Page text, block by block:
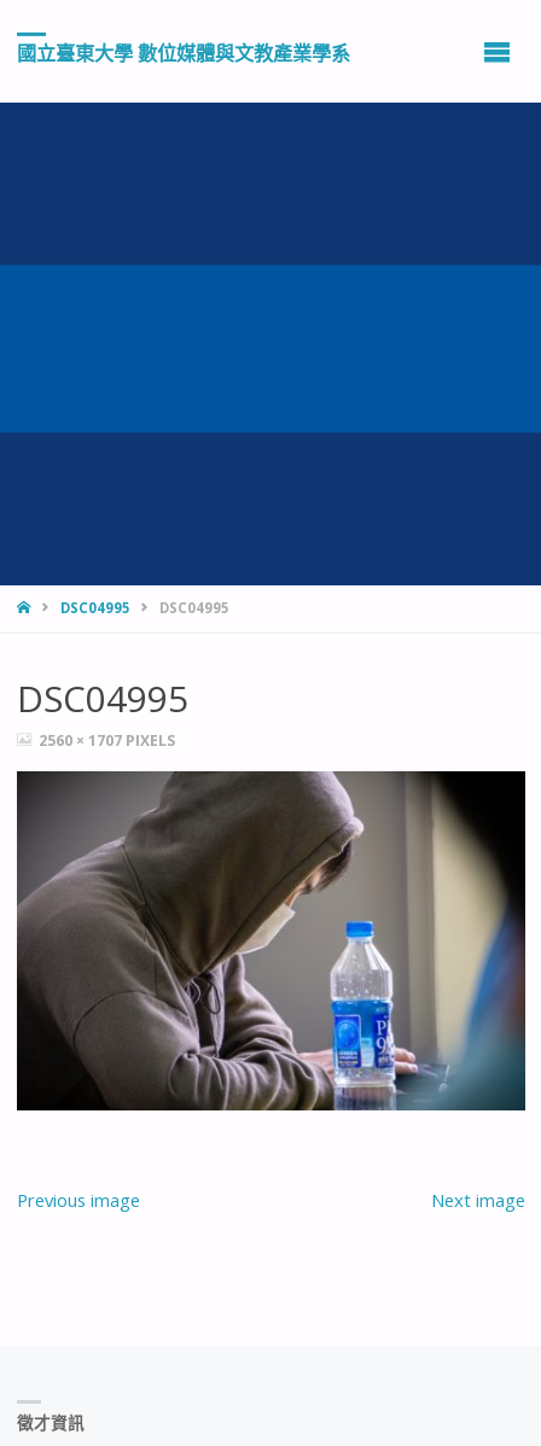
國立臺東大學 數位媒體與文教產業學系
HOMEDSC04995 DSC04995
DSC04995
FULL2560 × 1707 PIXELS
Previous image Next image
徵才資訊